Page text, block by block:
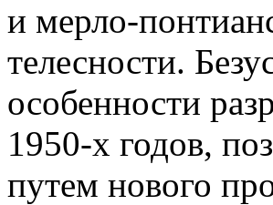
и мерло-
телесности.
особенности
1950-х годов,
путем нового